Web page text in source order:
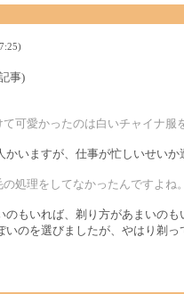
事)
可愛かったのは白いチャイナ服
いますが、仕事が忙しいせいか
処理をしてなかったんですよ
もいれば、剃り方があまいのも
のを選びましたが、やはり剃っ